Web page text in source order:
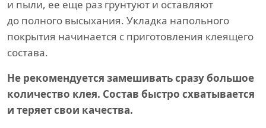
и пыли, ее еще раз грунтуют и оставляют
до полного высыхания. Укладка напольного
покрытия начинается с приготовления клеящего
состава.
Не рекомендуется замешивать сразу большое
количество клея. Состав быстро схватывается
и теряет свои качества.